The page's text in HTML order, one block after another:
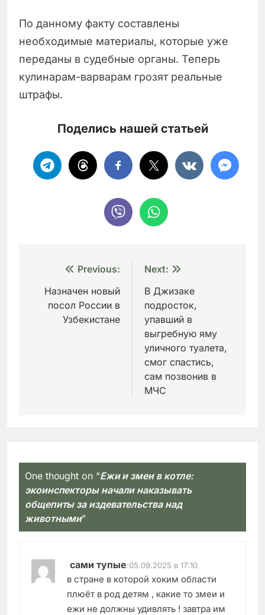
По данному факту составлены
необходимые материалы, которые уже
переданы в судебные органы. Теперь
кулинарам-варварам грозят реальные
штрафы.
Поделись нашей статьей
Навигация
по
записям
Previous:
Назначен новый
посол России в
Узбекистане
Next:
В Джизаке
подросток,
упавший в
выгребную яму
уличного туалета,
смог спастись,
сам позвонив в
МЧС
One thought on “Ежи и змеи в котле:
экоинспекторы начали наказывать
общепиты за издевательства над
животными”
сами тупые:05.09.2025 в 17:10
в стране в которой хоким области
плюёт в род детям , какие то змеи и
ежи не должны удивлять ! завтра им